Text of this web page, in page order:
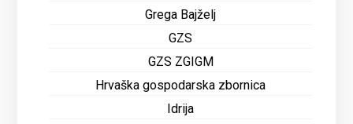
Grega Bajželj
GZS
GZS ZGIGM
Hrvaška gospodarska zbornica
Idrija